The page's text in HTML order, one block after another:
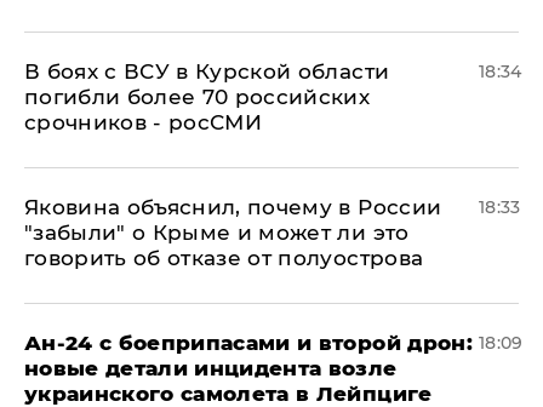
В боях с ВСУ в Курской области
погибли более 70 российских
срочников - росСМИ
18:34
Яковина объяснил, почему в России
"забыли" о Крыме и может ли это
говорить об отказе от полуострова
18:33
Ан-24 с боеприпасами и второй дрон:
новые детали инцидента возле
украинского самолета в Лейпциге
18:09